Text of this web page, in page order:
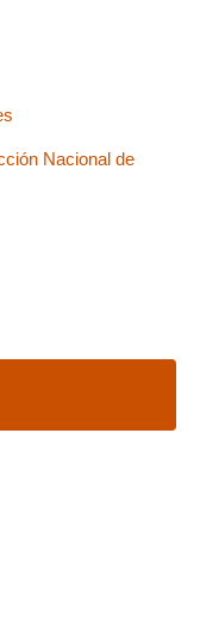
Nacional de